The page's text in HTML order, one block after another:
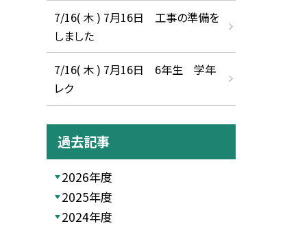
7/16( 木 ) 7月16日 工事の準備を
しました
7/16( 木 ) 7月16日 6年生 学年
レク
過去記事
2026年度
2025年度
2024年度